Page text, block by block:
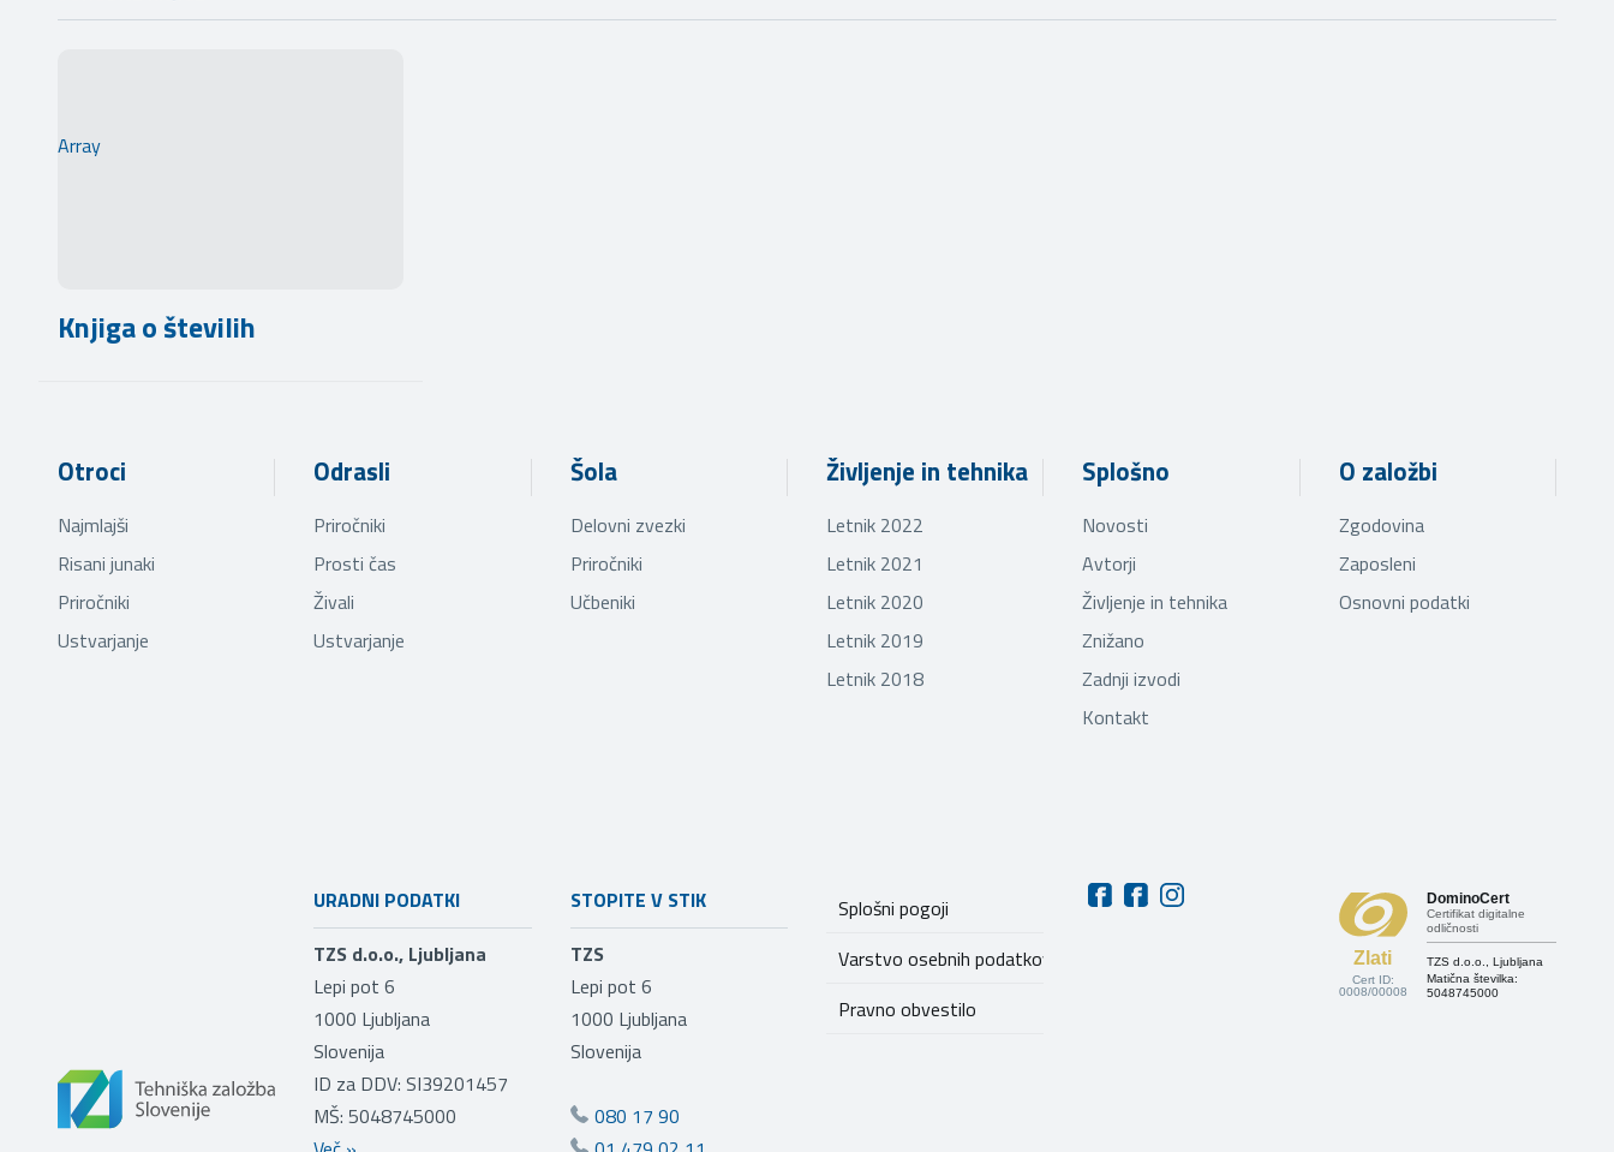
Array
Knjiga o številih
Otroci
Najmlajši
Risani junaki
Priročniki
Ustvarjanje
Odrasli
Priročniki
Prosti čas
Živali
Ustvarjanje
Šola
Delovni zvezki
Priročniki
Učbeniki
Življenje in tehnika
Letnik 2022
Letnik 2021
Letnik 2020
Letnik 2019
Letnik 2018
Splošno
Novosti
Avtorji
Življenje in tehnika
Znižano
Zadnji izvodi
Kontakt
O založbi
Zgodovina
Zaposleni
Osnovni podatki
URADNI PODATKI
TZS d.o.o., Ljubljana
Lepi pot 6
1000 Ljubljana
Slovenija
ID za DDV: SI39201457
MŠ: 5048745000
STOPITE V STIK
TZS
Lepi pot 6
1000 Ljubljana
Slovenija
080 17 90
Splošni pogoji
Varstvo osebnih podatkov
Pravno obvestilo
Zlati
Cert ID:
0008/00008
DominoCert
Certifikat digitalne
odličnosti
TZS d.o.o., Ljubljana
Matična številka:
5048745000